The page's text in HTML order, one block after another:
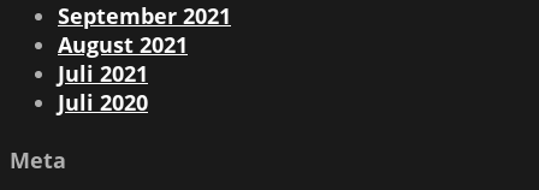
September 2021
August 2021
Juli 2021
Juli 2020
Meta